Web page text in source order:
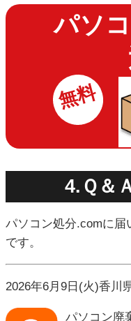
無料
パソ
4.Ｑ＆
パソコン処分.comに届
です。
2026年6月9日(火)香川
パソコン廃